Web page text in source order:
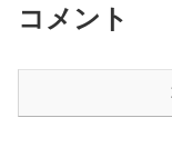
コメント